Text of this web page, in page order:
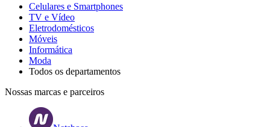
Celulares e Smartphones
TV e Vídeo
Eletrodomésticos
Móveis
Informática
Moda
Todos os departamentos
Nossas marcas e parceiros